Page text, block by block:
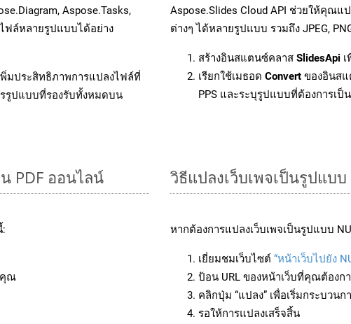
Aspose.Tasks,
ฟล์หลายรูปแบบได้อย่าง
พิ่มประสิทธิภาพการแปลงไฟล์ที่
รูปแบบที่รองรับทั้งหมดบน
Aspose.Slides Cloud API ช่วยให้คุณแ
ต่างๆ ได้หลายรูปแบบ รวมถึง JPEG,
สร้างอินสแตนซ์คลาส SlidesApi
เรียกใช้เมธอด Convert ของอินสแ
PPS และระบุรูปแบบที่ต้องการเป็
PDF ออนไลน์
คุณ
วิธีแปลงเว็บเพจเป็นรูปแบบ
หากต้องการแปลงเว็บเพจเป็นรูปแบบ
เยี่ยมชมเว็บไซต์ “หน้าเว็บไปยัง
ป้อน URL ของหน้าเว็บที่คุณต้อง
คลิกปุ่ม “แปลง” เพื่อเริ่มกระบวนก
รอให้การแปลงเสร็จสิ้น